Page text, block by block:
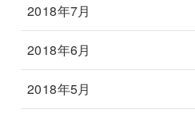
2018年7月
2018年6月
2018年5月